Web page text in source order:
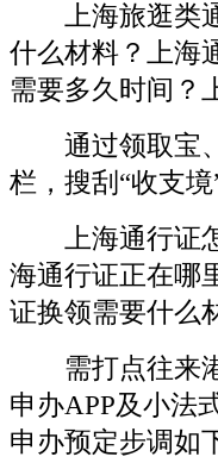
上海旅逛类通
什么材料？上海
需要多久时间？
通过领取宝、
栏，搜刮“收支境
上海通行证怎
海通行证正在哪
证换领需要什么
需打点往来港
申办APP及小法
申办预定步调如